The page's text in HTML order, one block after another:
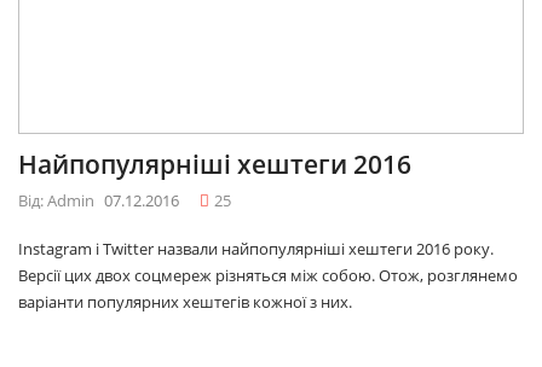
Найпопулярніші хештеги 2016
Від: Admin 07.12.2016 25
Instagram і Twitter назвали найпопулярніші хештеги 2016 року.
Версії цих двох соцмереж різняться між собою. Отож, розглянемо
варіанти популярних хештегів кожної з них.